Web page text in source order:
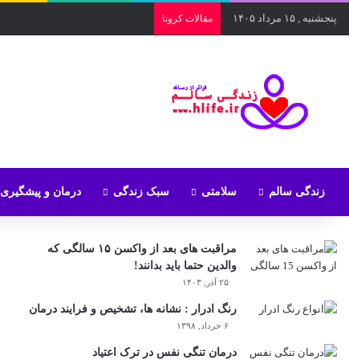
پنجشنبه , ۱۵ مرداد ۱۴۰۵ مقالات کرونا
زندگی سالم سلامتی سبک زندگی درمان و پیشگیری
مراقبت های بعد از واکسن ۱۵ سالگی که
والدین حتما باید بدانند!
۲۵ آذر, ۱۴۰۳
رنگ ادرار : نشانه ها، تشخیص و فرایند درمان
۶ خرداد, ۱۳۹۸
درمان تنگی نفس در ترک اعتیاد